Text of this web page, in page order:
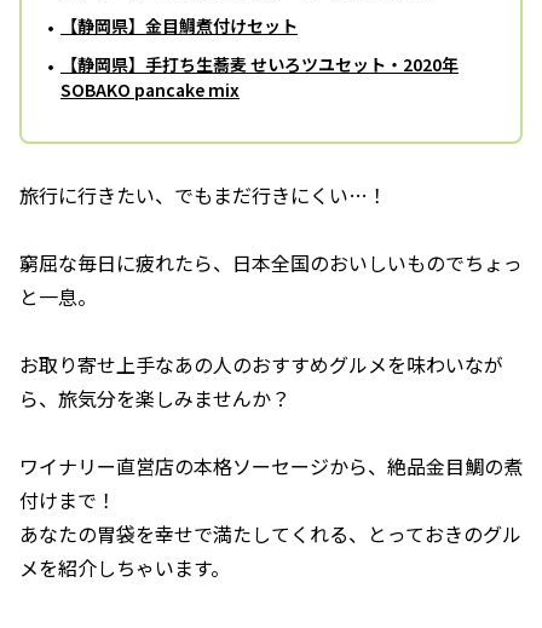
【静岡県】金目鯛煮付けセット
【静岡県】手打ち生蕎麦 せいろツユセット・2020年
SOBAKO pancake mix
旅行に行きたい、でもまだ行きにくい…！
窮屈な毎日に疲れたら、日本全国のおいしいものでちょっ
と一息。
お取り寄せ上手なあの人のおすすめグルメを味わいなが
ら、旅気分を楽しみませんか？
ワイナリー直営店の本格ソーセージから、絶品金目鯛の煮
付けまで！
あなたの胃袋を幸せで満たしてくれる、とっておきのグル
メを紹介しちゃいます。